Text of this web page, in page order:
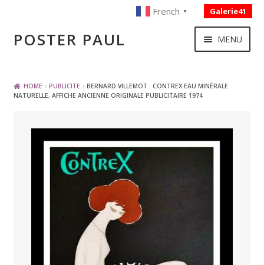
Skip
to
Skip
toPOSTER PAUL
French ▼ Galerie41
MENU
BOISSON – ALIMENTATION
VOYAGE – TRANSPORT
SPORT – COURSE AUTOMOBILE – CYCLES
TOURISME FRANCAIS
HOME PUBLICITE
BERNARD VILLEMOT : CONTREX EAU MINÉRALE
NATURELLE, AFFICHE ANCIENNE ORIGINALE PUBLICITAIRE 1974